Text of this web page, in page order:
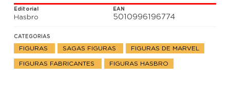
Editorial
Hasbro
EAN
5010996196774
CATEGORIAS
FIGURAS SAGAS FIGURAS FIGURAS DE MARVEL
FIGURAS FABRICANTES FIGURAS HASBRO